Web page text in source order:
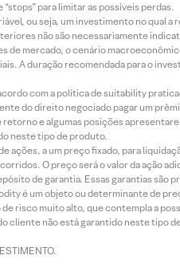
para limitar as possíveis perdas.
ou seja, um investimento no qual
não são necessariamente
de mercado, o cenário
A duração recomendada para o
com a política de suitability
do direito negociado pagar um
e algumas posições
neste tipo de produto.
a um preço fixado, para
O preço será o valor da ação
de garantia. Essas garantias são
é um objeto ou determinante de
risco muito alto, que contempla a
cliente não está garantido neste tipo